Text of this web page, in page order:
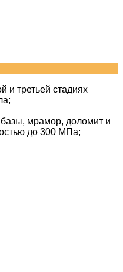
и третьей стадиях
мрамор, доломит и
до 300 МПа;